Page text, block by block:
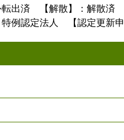
転出済 【解散】：解散済
例認定法人 【認定更新